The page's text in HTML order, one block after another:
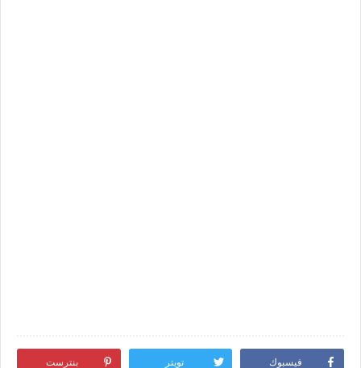
فيسبوك تويتر بنترست